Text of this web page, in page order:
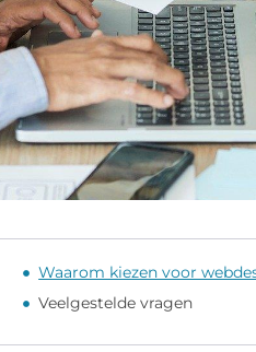
Waarom kiezen voor
Veelgestelde vragen